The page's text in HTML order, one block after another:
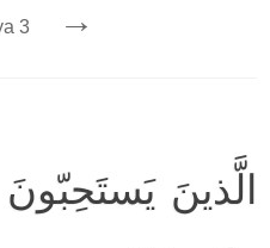
3 →
الَّذينَ يَستَحِبّونَ